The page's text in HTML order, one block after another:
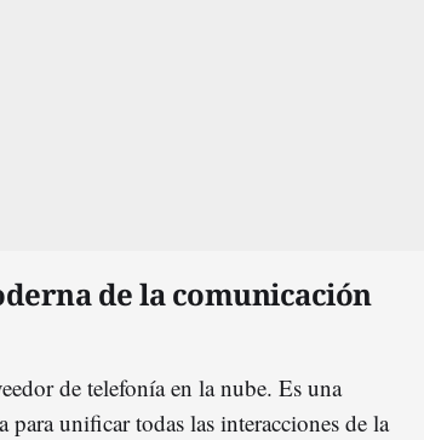
de la comunicación
de telefonía en la nube. Es una
unificar todas las interacciones de la